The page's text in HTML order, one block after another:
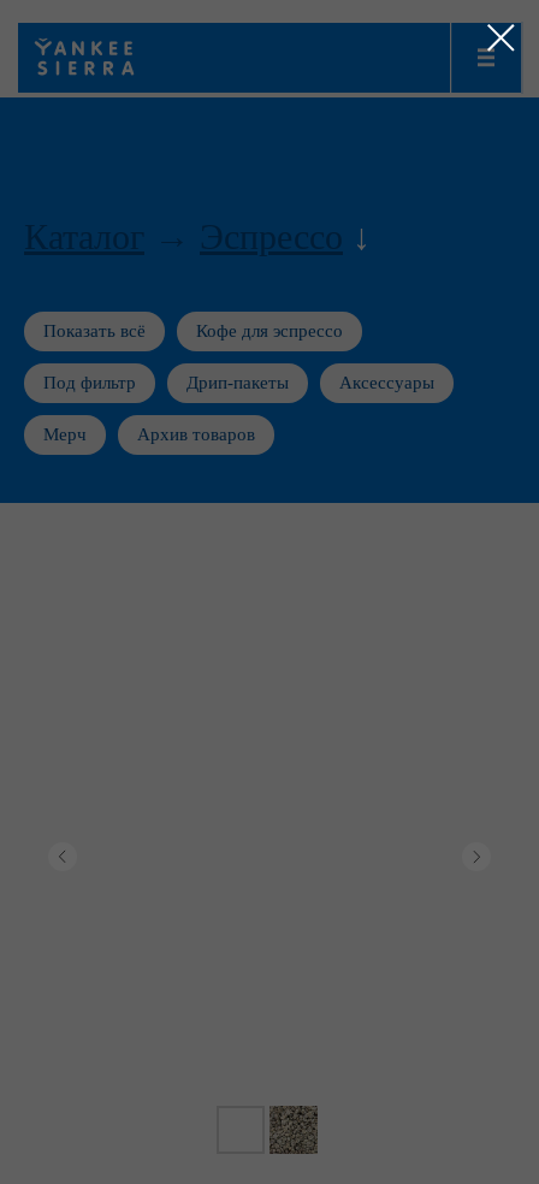
Каталог → Эспрессо ↓
Показать всё Кофе для эспрессо
Под фильтр Дрип-пакеты Аксессуары
Мерч Архив товаров